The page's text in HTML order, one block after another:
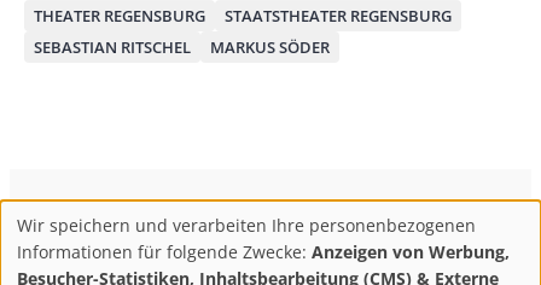
THEATER REGENSBURG
STAATSTHEATER REGENSBURG
SEBASTIAN RITSCHEL
MARKUS SÖDER
Footer
ConBrio Kulturmedienhaus AGB
Datenschutz
Impressum
Info & Kontakt
Abo kündigen / Widerruf der Bestellung
Use
Wir speichern und verarbeiten Ihre personenbezogenen
Informationen für folgende Zwecke: Anzeigen von Werbung,
Besucher-Statistiken, Inhaltsbearbeitung (CMS) & Externe